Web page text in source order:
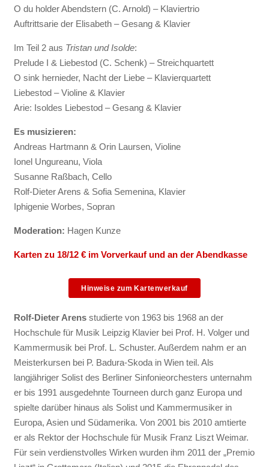
O du holder Abendstern (C. Arnold) – Klaviertrio
Auftrittsarie der Elisabeth – Gesang & Klavier
Im Teil 2 aus Tristan und Isolde:
Prelude I & Liebestod (C. Schenk) – Streichquartett
O sink hernieder, Nacht der Liebe – Klavierquartett
Liebestod – Violine & Klavier
Arie: Isoldes Liebestod – Gesang & Klavier
Es musizieren:
Andreas Hartmann & Orin Laursen, Violine
Ionel Ungureanu, Viola
Susanne Raßbach, Cello
Rolf-Dieter Arens & Sofia Semenina, Klavier
Iphigenie Worbes, Sopran
Moderation: Hagen Kunze
Karten zu 18/12 € im Vorverkauf und an der Abendkasse
Hinweise zum Kartenverkauf
Rolf-Dieter Arens studierte von 1963 bis 1968 an der
Hochschule für Musik Leipzig Klavier bei Prof. H. Volger und
Kammermusik bei Prof. L. Schuster. Außerdem nahm er an
Meisterkursen bei P. Badura-Skoda in Wien teil. Als
langjähriger Solist des Berliner Sinfonieorchesters unternahm
er bis 1991 ausgedehnte Tourneen durch ganz Europa und
spielte darüber hinaus als Solist und Kammermusiker in
Europa, Asien und Südamerika. Von 2001 bis 2010 amtierte
er als Rektor der Hochschule für Musik Franz Liszt Weimar.
Für sein verdienstvolles Wirken wurden ihm 2011 der „Premio